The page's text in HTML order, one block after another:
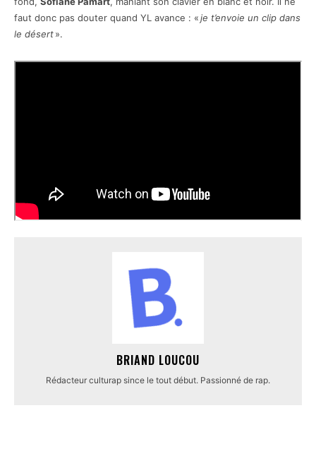
faut donc pas douter quand YL avance : «je t’envoie un clip dans
le désert».
BRIAND LOUCOU
Rédacteur culturap since le tout début. Passionné de rap.